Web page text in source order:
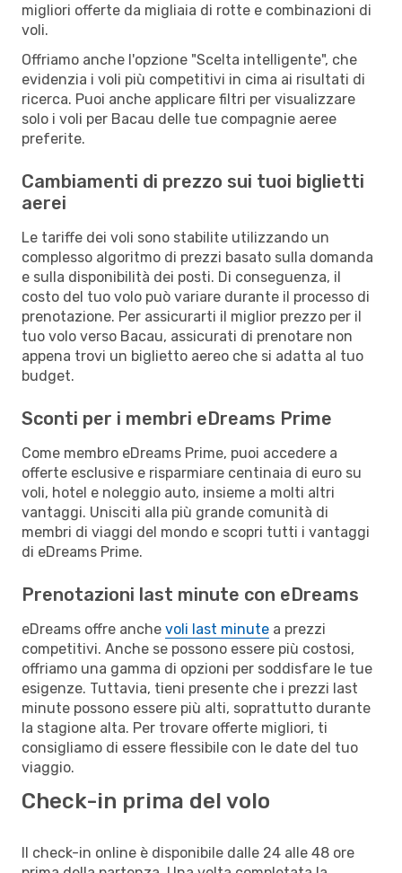
migliori offerte da migliaia di rotte e combinazioni di
voli.
Offriamo anche l'opzione "Scelta intelligente", che
evidenzia i voli più competitivi in cima ai risultati di
ricerca. Puoi anche applicare filtri per visualizzare
solo i voli per Bacau delle tue compagnie aeree
preferite.
Cambiamenti di prezzo sui tuoi biglietti
aerei
Le tariffe dei voli sono stabilite utilizzando un
complesso algoritmo di prezzi basato sulla domanda
e sulla disponibilità dei posti. Di conseguenza, il
costo del tuo volo può variare durante il processo di
prenotazione. Per assicurarti il miglior prezzo per il
tuo volo verso Bacau, assicurati di prenotare non
appena trovi un biglietto aereo che si adatta al tuo
budget.
Sconti per i membri eDreams Prime
Come membro eDreams Prime, puoi accedere a
offerte esclusive e risparmiare centinaia di euro su
voli, hotel e noleggio auto, insieme a molti altri
vantaggi. Unisciti alla più grande comunità di
membri di viaggi del mondo e scopri tutti i vantaggi
di eDreams Prime.
Prenotazioni last minute con eDreams
eDreams offre anche voli last minute a prezzi
competitivi. Anche se possono essere più costosi,
offriamo una gamma di opzioni per soddisfare le tue
esigenze. Tuttavia, tieni presente che i prezzi last
minute possono essere più alti, soprattutto durante
la stagione alta. Per trovare offerte migliori, ti
consigliamo di essere flessibile con le date del tuo
viaggio.
Check-in prima del volo
Il check-in online è disponibile dalle 24 alle 48 ore